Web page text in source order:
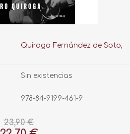
Quiroga Fernández de Soto,
Sin existencias
978-84-9199-461-9
23,90 €